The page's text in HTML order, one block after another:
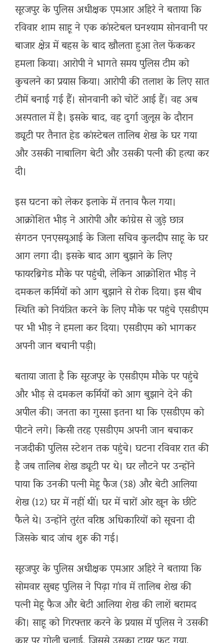
सूरजपुर के पुलिस अधीक्षक एमआर अहिरे ने बताया कि
रविवार शाम साहू ने एक कांस्टेबल घनश्याम सोनवानी पर
बाजार क्षेत्र में बहस के बाद खौलता हुआ तेल फेंककर
हमला किया। आरोपी ने भागते समय पुलिस टीम को
कुचलने का प्रयास किया। आरोपी की तलाश के लिए सात
टीमें बनाई गई हैं। सोनवानी को चोटें आई हैं। वह अब
अस्पताल में है। इसके बाद, वह दुर्गा जुलूस के दौरान
ड्यूटी पर तैनात हेड कांस्टेबल तालिब शेख के घर गया
और उसकी नाबालिग बेटी और उसकी पत्नी की हत्या कर
दी।
इस घटना को लेकर इलाके में तनाव फैल गया।
आक्रोशित भीड़ ने आरोपी और कांग्रेस से जुड़े छात्र
संगठन एनएसयूआई के जिला सचिव कुलदीप साहू के घर
आग लगा दी। इसके बाद आग बुझाने के लिए
फायरब्रिगेड मौके पर पहुंची, लेकिन आक्रोशित भीड़ ने
दमकल कर्मियों को आग बुझाने से रोक दिया। इस बीच
स्थिति को नियंत्रित करने के लिए मौके पर पहुंचे एसडीएम
पर भी भीड़ ने हमला कर दिया। एसडीएम को भागकर
अपनी जान बचानी पड़ी।
बताया जाता है कि सूरजपुर के एसडीएम मौके पर पहुंचे
और भीड़ से दमकल कर्मियों को आग बुझाने देने की
अपील की। जनता का गुस्सा इतना था कि एसडीएम को
पीटने लगे। किसी तरह एसडीएम अपनी जान बचाकर
नजदीकी पुलिस स्टेशन तक पहुंचे। घटना रविवार रात की
है जब तालिब शेख ड्यूटी पर थे। घर लौटने पर उन्होंने
पाया कि उनकी पत्नी मेहू फैज (38) और बेटी आलिया
शेख (12) घर में नहीं थीं। घर में चारों ओर खून के छींटे
फैले थे। उन्होंने तुरंत वरिष्ठ अधिकारियों को सूचना दी
जिसके बाद जांच शुरू की गई।
सूरजपुर के पुलिस अधीक्षक एमआर अहिरे ने बताया कि
सोमवार सुबह पुलिस ने पिढ़ा गांव में तालिब शेख की
पत्नी मेहू फैज और बेटी आलिया शेख की लाशें बरामद
की। साहू को गिरफ्तार करने के प्रयास में पुलिस ने उसकी